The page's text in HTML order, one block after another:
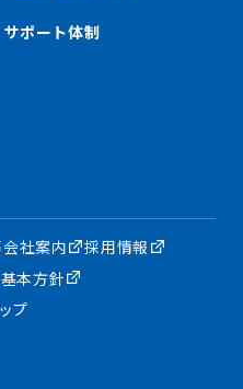
サポート体制
会社案内
採用情報
本方針
プ